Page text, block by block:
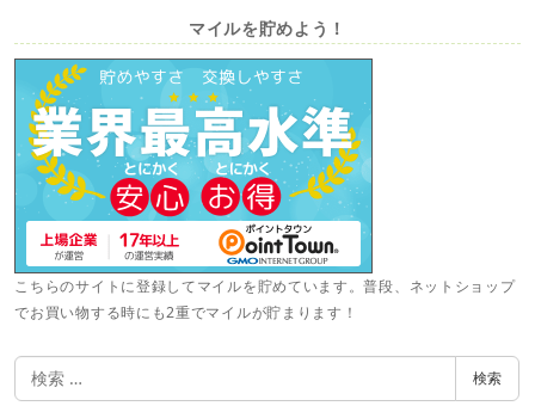
マイルを貯めよう！
こちらのサイトに登録してマイルを貯めています。普段、ネットショップ
でお買い物する時にも2重でマイルが貯まります！
検
索
検索